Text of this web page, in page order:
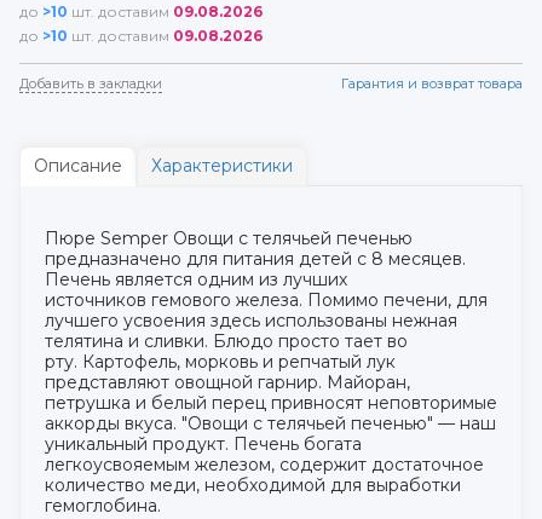
до >10 шт. доставим 09.08.2026
до >10 шт. доставим 09.08.2026
Добавить в закладки Гарантия и возврат товара
Описание Характеристики
Пюре Semper Овощи с телячьей печенью
предназначено для питания детей с 8 месяцев.
Печень является одним из лучших
источников гемового железа. Помимо печени, для
лучшего усвоения здесь использованы нежная
телятина и сливки. Блюдо просто тает во
рту. Картофель, морковь и репчатый лук
представляют овощной гарнир. Майоран,
петрушка и белый перец привносят неповторимые
аккорды вкуса. "Овощи с телячьей печенью" — наш
уникальный продукт. Печень богата
легкоусвояемым железом, содержит достаточное
количество меди, необходимой для выработки
гемоглобина.